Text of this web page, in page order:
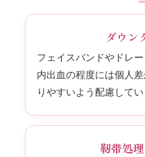
ダウン
フェイスバンドやドレ
内出血の程度には個人
りやすいよう配慮してい
靭帯処